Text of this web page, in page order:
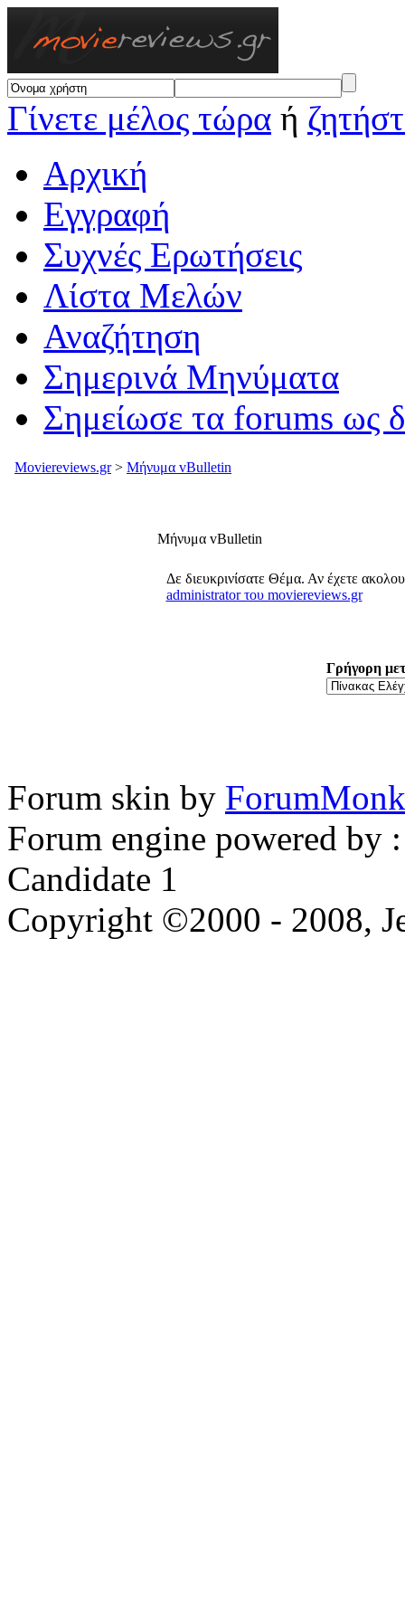
Γίνετε μέλος τώρα ή
Αρχική
Εγγραφή
Συχνές Ερωτήσεις
Λίστα Μελών
Αναζήτηση
Σημερινά Μηνύματα
Σημείωσε τα forums ως
Moviereviews.gr> Μήνυμα vBulletin
Μήνυμα vBulletin
Δε διευκρινίσατε Θέμα. Αν έχετε
administrator του moviereviews.gr
Γρήγορη
Forum skin by
Forum engine powered by
Candidate 1
Copyright ©2000 - 2008,